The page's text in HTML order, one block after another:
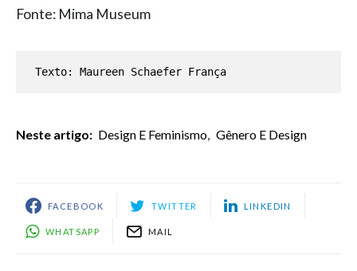
Fonte: Mima Museum
Texto: Maureen Schaefer França
Neste artigo: Design E Feminismo, Gênero E Design
FACEBOOK TWITTER LINKEDIN
WHATSAPP MAIL